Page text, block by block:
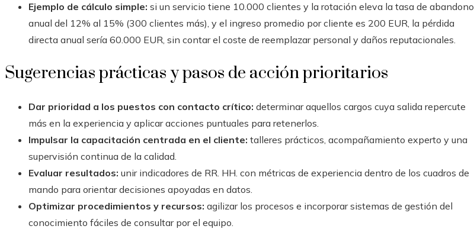
Ejemplo de cálculo simple: si un servicio tiene 10.000 clientes y la rotación eleva la tasa de abandono
anual del 12% al 15% (300 clientes más), y el ingreso promedio por cliente es 200 EUR, la pérdida
directa anual sería 60.000 EUR, sin contar el coste de reemplazar personal y daños reputacionales.
Sugerencias prácticas y pasos de acción prioritarios
Dar prioridad a los puestos con contacto crítico: determinar aquellos cargos cuya salida repercute
más en la experiencia y aplicar acciones puntuales para retenerlos.
Impulsar la capacitación centrada en el cliente: talleres prácticos, acompañamiento experto y una
supervisión continua de la calidad.
Evaluar resultados: unir indicadores de RR. HH. con métricas de experiencia dentro de los cuadros de
mando para orientar decisiones apoyadas en datos.
Optimizar procedimientos y recursos: agilizar los procesos e incorporar sistemas de gestión del
conocimiento fáciles de consultar por el equipo.